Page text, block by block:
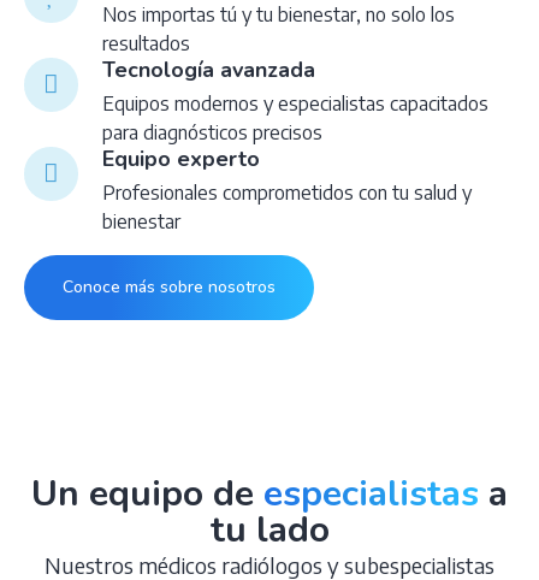
Nos importas tú y tu bienestar, no solo los
resultados
Tecnología avanzada
Equipos modernos y especialistas capacitados
para diagnósticos precisos
Equipo experto
Profesionales comprometidos con tu salud y
bienestar
Conoce más sobre nosotros
Un equipo de especialistas a
tu lado
Nuestros médicos radiólogos y subespecialistas